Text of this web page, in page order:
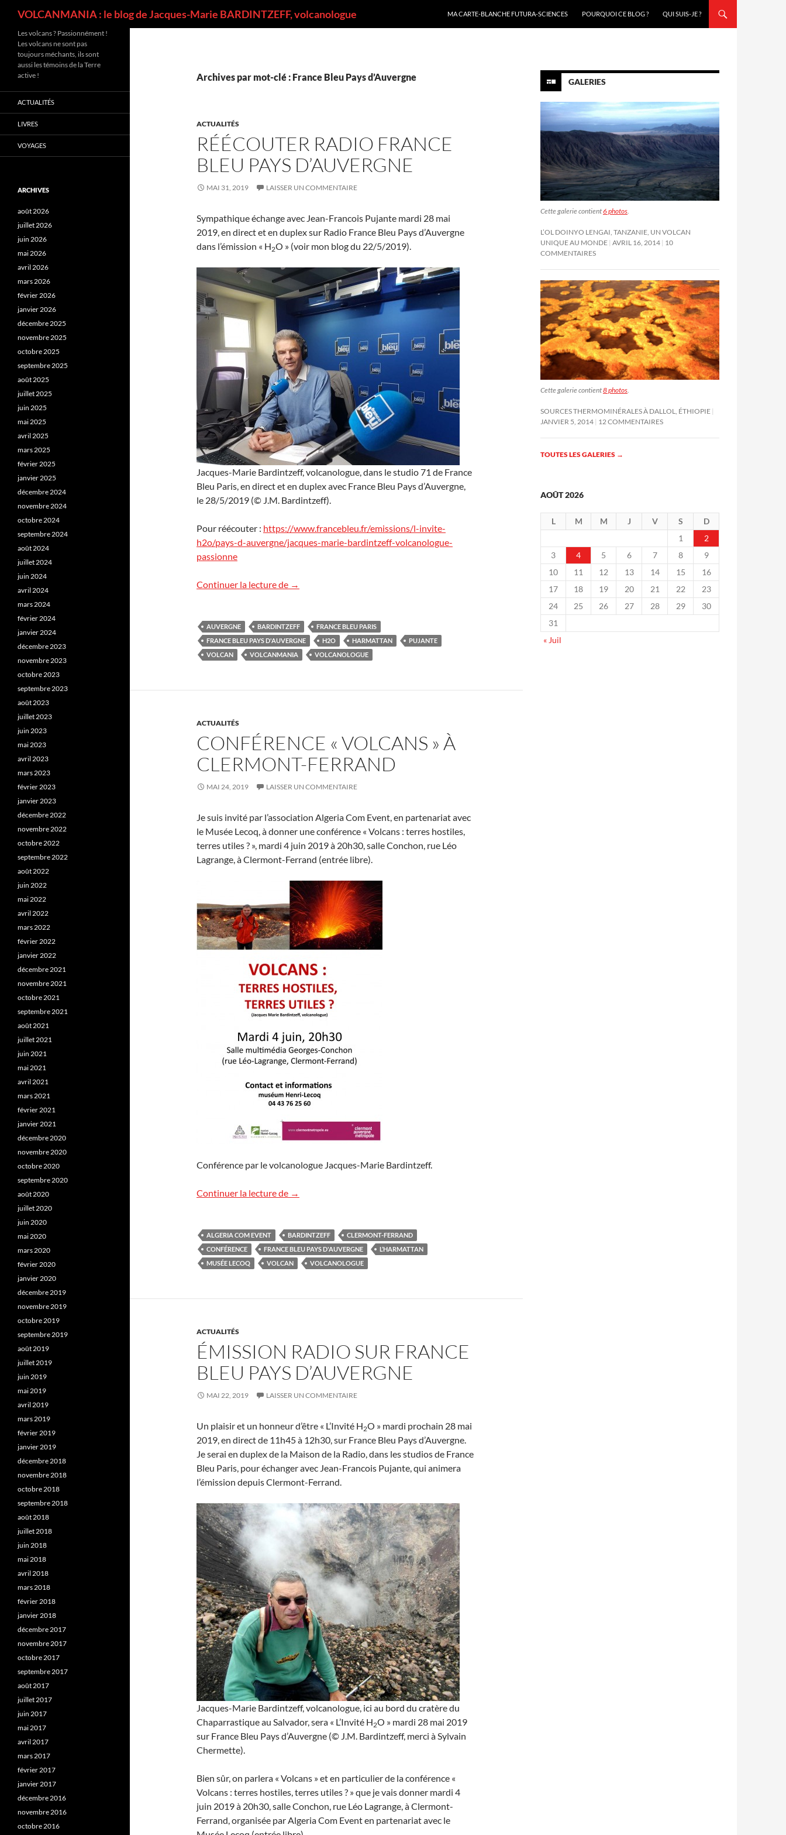
VOLCANMANIA : le blog de Jacques-Marie BARDINTZEFF, volcanologue
MA CARTE-BLANCHE FUTURA-SCIENCES
POURQUOI CE BLOG ? QUI SUIS-JE ?
Archives par mot-clé : France Bleu Pays d’Auvergne
ACTUALITÉS
RÉÉCOUTER RADIO FRANCE
BLEU PAYS D’AUVERGNE
MAI 31, 2019 LAISSER UN COMMENTAIRE
Sympathique échange avec Jean-Francois Pujante mardi 28 mai
2019, en direct et en duplex sur Radio France Bleu Pays d’Auvergne
dans l’émission « H2O » (voir mon blog du 22/5/2019).
Jacques-Marie Bardintzeff, volcanologue, dans le studio 71 de France
Bleu Paris, en direct et en duplex avec France Bleu Pays d’Auvergne,
le 28/5/2019 (© J.M. Bardintzeff).
Pour réécouter : https://www.francebleu.fr/emissions/l-invite-
h2o/pays-d-auvergne/jacques-marie-bardintzeff-volcanologue-
passionne
Continuer la lecture de Réécouter Radio France Bleu Pays d’Auvergne
→
AUVERGNE BARDINTZEFF
FRANCE BLEU PARIS
FRANCE BLEU PAYS D'AUVERGNE
H2O HARMATTAN
PUJANTE
VOLCAN
VOLCANMANIA VOLCANOLOGUE
ACTUALITÉS
CONFÉRENCE « VOLCANS » À
CLERMONT-FERRAND
MAI 24, 2019 LAISSER UN COMMENTAIRE
Je suis invité par l’association Algeria Com Event, en partenariat avec
le Musée Lecoq, à donner une conférence « Volcans : terres hostiles,
terres utiles ? », mardi 4 juin 2019 à 20h30, salle Conchon, rue Léo
Lagrange, à Clermont-Ferrand (entrée libre).
Conférence par le volcanologue Jacques-Marie Bardintzeff.
Continuer la lecture de Conférence « Volcans » à Clermont-Ferrand
→
ALGERIA COM EVENT BARDINTZEFF
CLERMONT-FERRAND
CONFÉRENCE
FRANCE BLEU PAYS D'AUVERGNE
L’HARMATTAN
MUSÉE LECOQ
VOLCAN VOLCANOLOGUE
ACTUALITÉS
ÉMISSION RADIO SUR FRANCE
BLEU PAYS D’AUVERGNE
MAI 22, 2019 LAISSER UN COMMENTAIRE
Un plaisir et un honneur d’être « L’Invité H2O » mardi prochain 28 mai
2019, en direct de 11h45 à 12h30, sur France Bleu Pays d’Auvergne.
Je serai en duplex de la Maison de la Radio, dans les studios de France
Bleu Paris, pour échanger avec Jean-Francois Pujante, qui animera
l’émission depuis Clermont-Ferrand.
Jacques-Marie Bardintzeff, volcanologue, ici au bord du cratère du
Chaparrastique au Salvador, sera « L’Invité H2O » mardi 28 mai 2019
sur France Bleu Pays d’Auvergne (© J.M. Bardintzeff, merci à Sylvain
Chermette).
Bien sûr, on parlera « Volcans » et en particulier de la conférence «
Volcans : terres hostiles, terres utiles ? » que je vais donner mardi 4
juin 2019 à 20h30, salle Conchon, rue Léo Lagrange, à Clermont-
Ferrand, organisée par Algeria Com Event en partenariat avec le
GALERIES
Cette galerie contient6 photos.
L’OL DOINYO LENGAI, TANZANIE, UN VOLCAN
UNIQUE AU MONDE AVRIL 16, 2014 10
COMMENTAIRES
Cette galerie contient8 photos
SOURCES THERMOMINÉRALES À DALLOL, ÉTHIOPIE
JANVIER 5, 2014 12 COMMENTAIRES
TOUTES LES GALERIES →
AOÛT 2026
L M M J V S
D
1
2
3
4 5 6 7 8
9
10
11 12 13 14 15
16
17
18 19 20 21 22
23
24
25 26 27 28 29
30
31
« Juil
Les volcans ? Passionnément !
Les volcans ne sont pas
toujours méchants, ils sont
aussi les témoins de la Terre
active !
ACTUALITÉS
LIVRES
VOYAGES
ARCHIVES
août 2026
juillet 2026
juin 2026
mai 2026
avril 2026
mars 2026
février 2026
janvier 2026
décembre 2025
novembre 2025
octobre 2025
septembre 2025
août 2025
juillet 2025
juin 2025
mai 2025
avril 2025
mars 2025
février 2025
janvier 2025
décembre 2024
novembre 2024
octobre 2024
septembre 2024
août 2024
juillet 2024
juin 2024
avril 2024
mars 2024
février 2024
janvier 2024
décembre 2023
novembre 2023
octobre 2023
septembre 2023
août 2023
juillet 2023
juin 2023
mai 2023
avril 2023
mars 2023
février 2023
janvier 2023
décembre 2022
novembre 2022
octobre 2022
septembre 2022
août 2022
juin 2022
mai 2022
avril 2022
mars 2022
février 2022
janvier 2022
décembre 2021
novembre 2021
octobre 2021
septembre 2021
août 2021
juillet 2021
juin 2021
mai 2021
avril 2021
mars 2021
février 2021
janvier 2021
décembre 2020
novembre 2020
octobre 2020
septembre 2020
août 2020
juillet 2020
juin 2020
mai 2020
mars 2020
février 2020
janvier 2020
décembre 2019
novembre 2019
octobre 2019
septembre 2019
août 2019
juillet 2019
juin 2019
mai 2019
avril 2019
mars 2019
février 2019
janvier 2019
décembre 2018
novembre 2018
octobre 2018
septembre 2018
août 2018
juillet 2018
juin 2018
mai 2018
avril 2018
mars 2018
février 2018
janvier 2018
décembre 2017
novembre 2017
octobre 2017
septembre 2017
août 2017
juillet 2017
juin 2017
mai 2017
avril 2017
mars 2017
février 2017
janvier 2017
décembre 2016
novembre 2016
octobre 2016